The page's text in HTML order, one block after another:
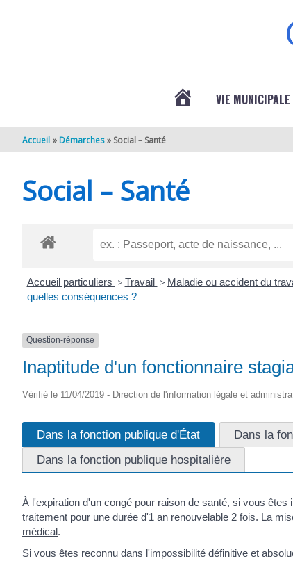
VIE MUNICIPALE
Accueil Démarches Social – Santé
Social – Santé
Accueil particuliers > Travail > Maladie ou accident du
quelles conséquences ?
Question-réponse
Inaptitude d'un fonctionnaire
Vérifié le 11/04/2019 - Direction de l'information légale et
Dans la fonction publique d'État
Dans la
Dans la fonction publique hospitalière
À l'expiration d'un congé pour raison de santé, si vous
traitement pour une durée d'1 an renouvelable 2 fois. La
médical.
Si vous êtes reconnu dans l'impossibilité définitive et